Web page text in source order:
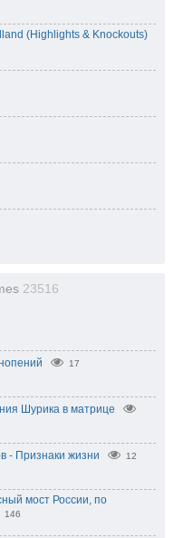
(Highlights & Knockouts)
23516
17
Шурика в матрице
- Признаки жизни 12
мост России, по
146